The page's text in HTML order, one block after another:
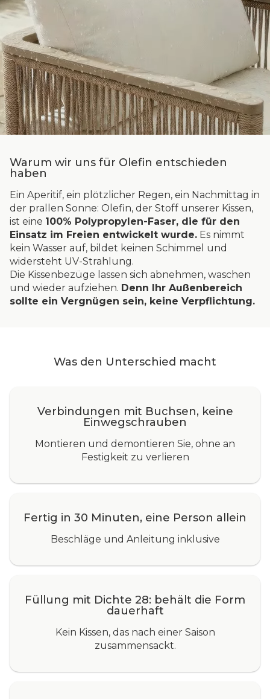
Warum wir uns für Olefin entschieden
haben
Ein Aperitif, ein plötzlicher Regen, ein Nachmittag in
der prallen Sonne: Olefin, der Stoff unserer Kissen,
ist eine 100% Polypropylen-Faser, die für den
Einsatz im Freien entwickelt wurde. Es nimmt
kein Wasser auf, bildet keinen Schimmel und
widersteht UV-Strahlung.
Die Kissenbezüge lassen sich abnehmen, waschen
und wieder aufziehen. Denn Ihr Außenbereich
sollte ein Vergnügen sein, keine Verpflichtung.
Was den Unterschied macht
Verbindungen mit Buchsen, keine
Einwegschrauben
Montieren und demontieren Sie, ohne an
Festigkeit zu verlieren
Fertig in 30 Minuten, eine Person allein
Beschläge und Anleitung inklusive
Füllung mit Dichte 28: behält die Form
dauerhaft
Kein Kissen, das nach einer Saison
zusammensackt.